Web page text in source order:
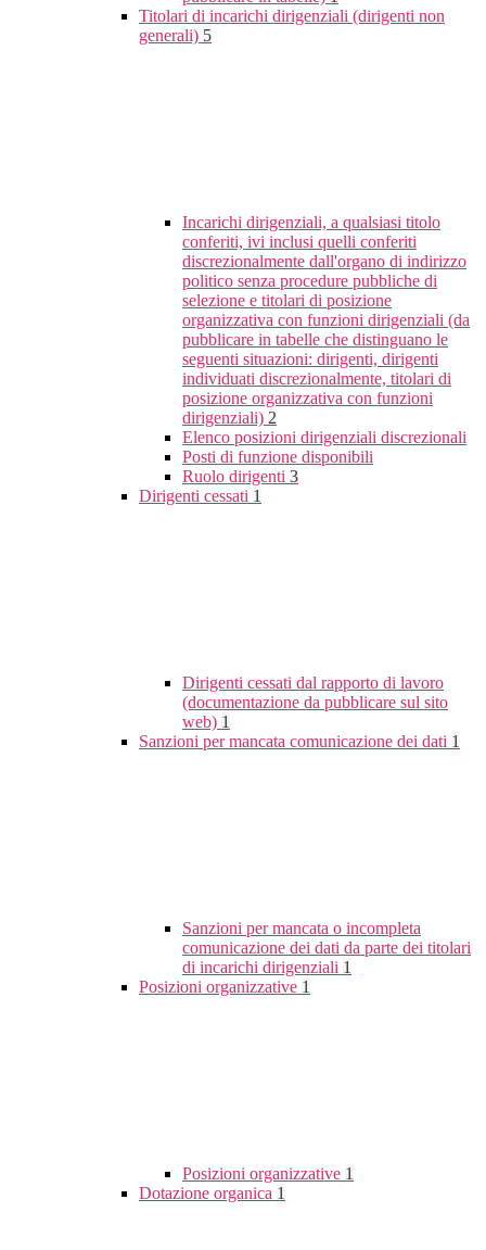
Titolari di incarichi dirigenziali (dirigenti non
generali) 5
Incarichi dirigenziali, a qualsiasi titolo
conferiti, ivi inclusi quelli conferiti
discrezionalmente dall'organo di indirizzo
politico senza procedure pubbliche di
selezione e titolari di posizione
organizzativa con funzioni dirigenziali (da
pubblicare in tabelle che distinguano le
seguenti situazioni: dirigenti, dirigenti
individuati discrezionalmente, titolari di
posizione organizzativa con funzioni
dirigenziali) 2
Elenco posizioni dirigenziali discrezionali
Posti di funzione disponibili
Ruolo dirigenti 3
Dirigenti cessati 1
Dirigenti cessati dal rapporto di lavoro
(documentazione da pubblicare sul sito
web) 1
Sanzioni per mancata comunicazione dei dati 1
Sanzioni per mancata o incompleta
comunicazione dei dati da parte dei titolari
di incarichi dirigenziali 1
Posizioni organizzative 1
Posizioni organizzative 1
Dotazione organica 1